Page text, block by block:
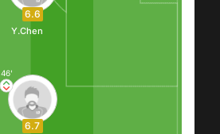
6.6
Y.Chen
6.7
46'